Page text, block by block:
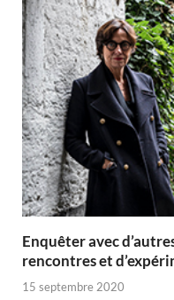
Enquêter avec
rencontres et
15 septembre 2020